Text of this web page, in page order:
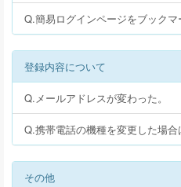
Q.簡易ログインページをブックマ
登録内容について
Q.メールアドレスが変わった。
Q.携帯電話の機種を変更した場
その他